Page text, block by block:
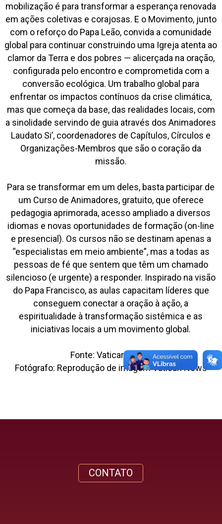
mobilização é para transformar a esperança renovada
em ações coletivas e corajosas. E o Movimento, junto
com o reforço do Papa Leão, convida a comunidade
global para continuar construindo uma Igreja atenta ao
clamor da Terra e dos pobres — alicerçada na oração,
configurada pelo encontro e comprometida com a
conversão ecológica. Um trabalho global para
enfrentar os impactos contínuos da crise climática,
mas que começa da base, das realidades locais, com
a sinolidade servindo de guia através dos Animadores
Laudato Si’, coordenadores de Capítulos, Círculos e
Organizações-Membros que são o coração da
missão.
Para se transformar em um deles, basta participar de
um Curso de Animadores, gratuito, que oferece
pedagogia aprimorada, acesso ampliado a diversos
idiomas e novas oportunidades de formação (on-line
e presencial). Os cursos não se destinam apenas a
“especialistas em meio ambiente”, mas a todas as
pessoas de fé que sentem que têm um chamado
silencioso (e urgente) a responder. Inspirado na visão
do Papa Francisco, as aulas capacitam líderes que
conseguem conectar a oração à ação, a
espiritualidade à transformação sistêmica e as
iniciativas locais a um movimento global.
Fonte: Vatican News
Fotógrafo: Reprodução de imagem Vatican News
CONTATO